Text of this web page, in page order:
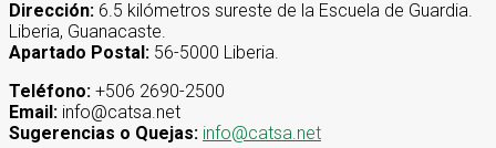
Dirección: 6.5 kilómetros sureste de la Escuela de Guardia.
Liberia, Guanacaste.
Apartado Postal: 56-5000 Liberia.
Teléfono: +506 2690-2500
Email: info@catsa.net
Sugerencias o Quejas: info@catsa.net